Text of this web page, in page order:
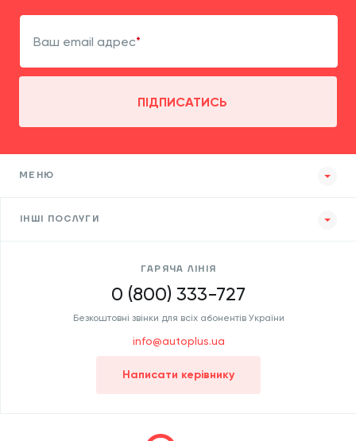
Ваш email адрес
ПІДПИСАТИСЬ
МЕНЮ
ІНШІ ПОСЛУГИ
ГАРЯЧА ЛІНІЯ
0 (800) 333-727
Безкоштовні звінки для всіх абонентів України
info@autoplus.ua
Написати керівнику